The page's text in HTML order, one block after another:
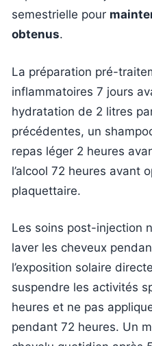
semestrielle pour
obtenus.
La préparation pré-
inflammatoires 7 jours
hydratation de 2 litres
précédentes, un
repas léger 2 heures
l’alcool 72 heures avant
plaquettaire.
Les soins post-injection
laver les cheveux
l’exposition solaire
suspendre les activités
heures et ne pas
pendant 72 heures. Un